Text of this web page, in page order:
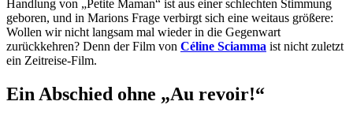
Handlung von „Petite Maman“ ist aus einer schlechten Stimmung
geboren, und in Marions Frage verbirgt sich eine weitaus größere:
Wollen wir nicht langsam mal wieder in die Gegenwart
zurückkehren? Denn der Film von Céline Sciamma ist nicht zuletzt
ein Zeitreise-Film.
Ein Abschied ohne „Au revoir!“